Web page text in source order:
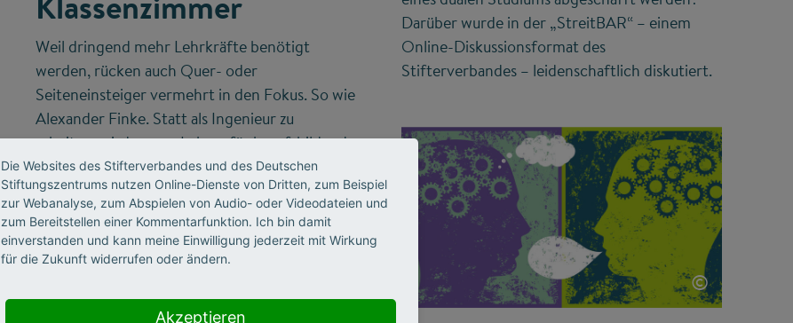
Weil dringend mehr Lehrkräfte benötigt
werden, rücken auch Quer- oder
Seiteneinsteiger vermehrt in den Fokus. So wie
Alexander Finke. Statt als Ingenieur zu
arbeiten, wird er nun Lehrer für berufsbildende
Schulen.
Darüber wurde in der „StreitBAR“ – einem
Online-Diskussionsformat des
Stifterverbandes – leidenschaftlich diskutiert.
©
Die Websites des Stifterverbandes und des Deutschen
Stiftungszentrums nutzen Online-Dienste von Dritten, zum Beispiel
zur Webanalyse, zum Abspielen von Audio- oder Videodateien und
zum Bereitstellen einer Kommentarfunktion. Ich bin damit
einverstanden und kann meine Einwilligung jederzeit mit Wirkung
für die Zukunft widerrufen oder ändern.
Akzeptieren